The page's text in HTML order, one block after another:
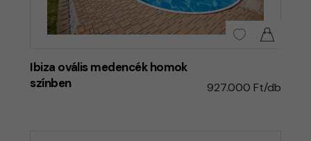
Ibiza ovális medencék homok
színben
927.000 Ft/db